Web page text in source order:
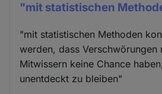
"mit statistischen
"mit statistischen Methoden
werden, dass Verschwörungen
Mitwissern keine Chance
unentdeckt zu bleiben"